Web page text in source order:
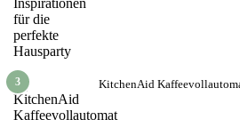
3 KitchenAid